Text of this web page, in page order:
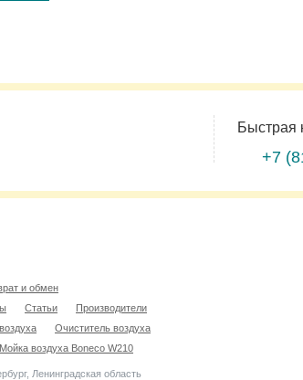
Быстрая
+7
и обмен
Статьи
Производители
Очиститель воздуха
Мойка воздуха Boneco W210
Ленинградская область